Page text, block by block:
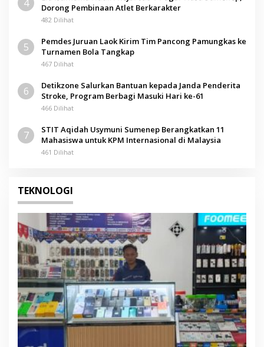
4
Dorong Pembinaan Atlet Berkarakter
482 Dilihat
5
Pemdes Juruan Laok Kirim Tim Pancong Pamungkas ke
Turnamen Bola Tangkap
467 Dilihat
6
Detikzone Salurkan Bantuan kepada Janda Penderita
Stroke, Program Berbagi Masuki Hari ke-61
466 Dilihat
7
STIT Aqidah Usymuni Sumenep Berangkatkan 11
Mahasiswa untuk KPM Internasional di Malaysia
461 Dilihat
TEKNOLOGI